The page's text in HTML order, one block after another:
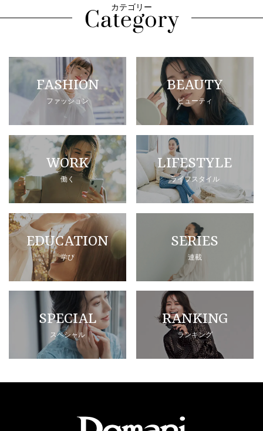
カテゴリー
FASHION
ファッション
BEAUTY
ビューティ
WORK
働く
LIFESTYLE
ライフスタイル
EDUCATION
学び
SERIES
連載
SPECIAL
スペシャル
RANKING
ランキング